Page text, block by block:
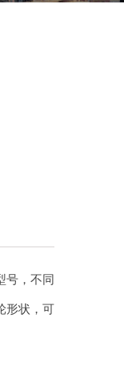
号，不同
形状，可